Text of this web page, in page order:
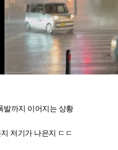
발까지 이어지는 상황
저기가 나은지 ㄷㄷ